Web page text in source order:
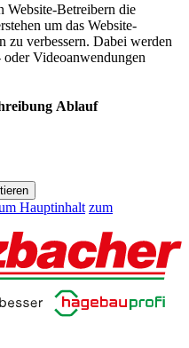
Website-Betreibern die
um das Website-
zu verbessern. Dabei werden
Videoanwendungen
Ablauf
Hauptinhalt zum